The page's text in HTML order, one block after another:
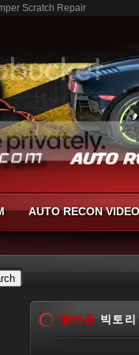
Scratch Repair
AUTO RECON
멜버른 빅토